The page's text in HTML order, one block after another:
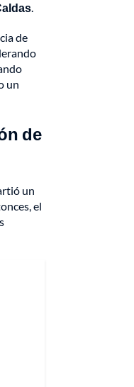
.
de
un
de
un
el